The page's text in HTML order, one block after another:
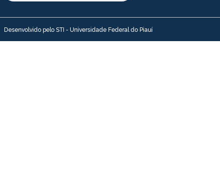
Desenvolvido pelo STI - Universidade Federal do Piauí